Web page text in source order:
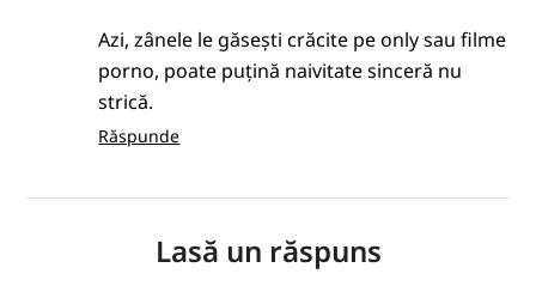
Azi, zânele le găsești crăcite pe only sau filme
porno, poate puțină naivitate sinceră nu
strică.
Răspunde
Lasă un răspuns